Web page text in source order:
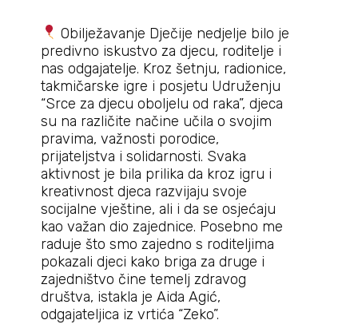
Obilježavanje Dječije nedjelje bilo je
predivno iskustvo za djecu, roditelje i
nas odgajatelje. Kroz šetnju, radionice,
takmičarske igre i posjetu Udruženju
“Srce za djecu oboljelu od raka”, djeca
su na različite načine učila o svojim
pravima, važnosti porodice,
prijateljstva i solidarnosti. Svaka
aktivnost je bila prilika da kroz igru i
kreativnost djeca razvijaju svoje
socijalne vještine, ali i da se osjećaju
kao važan dio zajednice. Posebno me
raduje što smo zajedno s roditeljima
pokazali djeci kako briga za druge i
zajedništvo čine temelj zdravog
društva, istakla je Aida Agić,
odgajateljica iz vrtića “Zeko”.